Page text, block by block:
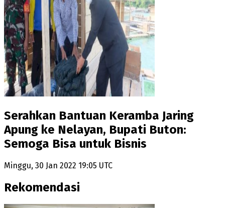
Serahkan Bantuan Keramba Jaring
Apung ke Nelayan, Bupati Buton:
Semoga Bisa untuk Bisnis
Minggu, 30 Jan 2022 19:05 UTC
Rekomendasi